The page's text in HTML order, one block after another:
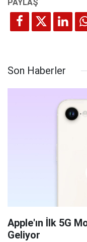
Son Haberler
Apple'ın İlk 5G
Geliyor